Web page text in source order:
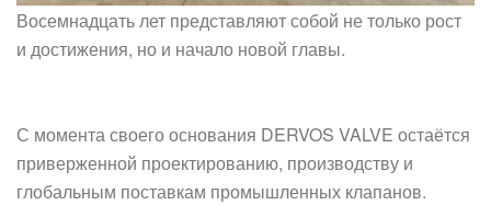
Восемнадцать лет представляют собой не только рост
и достижения, но и начало новой главы.
С момента своего основания DERVOS VALVE остаётся
приверженной проектированию, производству и
глобальным поставкам промышленных клапанов.